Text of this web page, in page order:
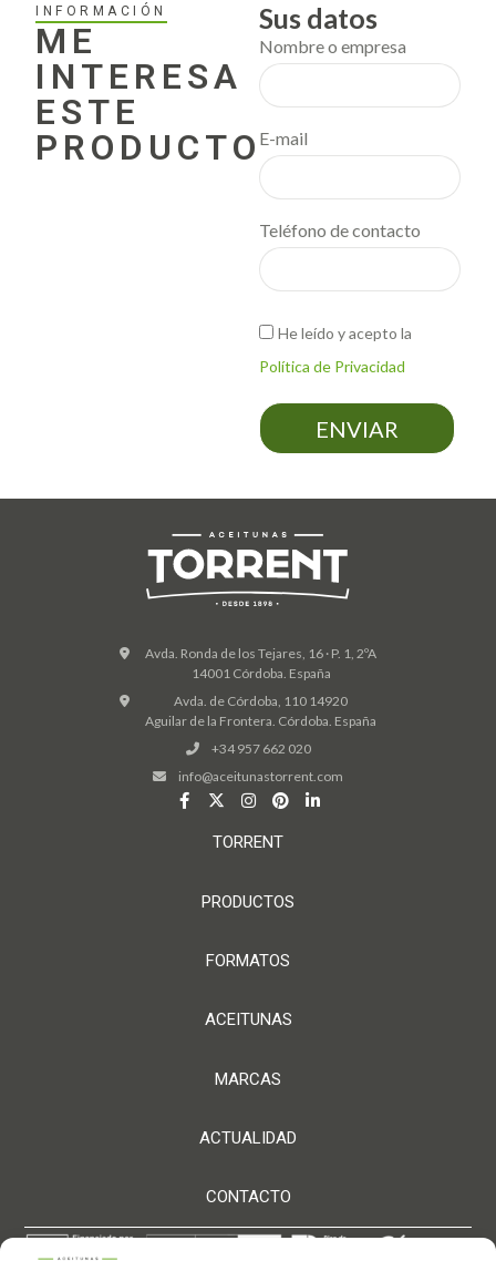
INFORMACIÓN
ME
INTERESA
ESTE
PRODUCTO
Sus datos
Nombre o empresa
E-mail
Teléfono de contacto
He leído y acepto la
Política de Privacidad
ENVIAR
Avda. Ronda de los Tejares, 16 · P. 1, 2ºA
14001 Córdoba. España
Avda. de Córdoba, 110 14920
Aguilar de la Frontera. Córdoba. España
+34 957 662 020
info@aceitunastorrent.com
TORRENT
PRODUCTOS
FORMATOS
ACEITUNAS
MARCAS
ACTUALIDAD
CONTACTO